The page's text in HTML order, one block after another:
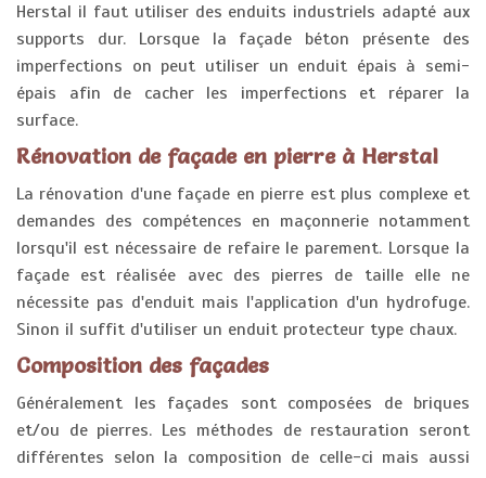
Herstal il faut utiliser des enduits industriels adapté aux
supports dur. Lorsque la façade béton présente des
imperfections on peut utiliser un enduit épais à semi-
épais afin de cacher les imperfections et réparer la
surface.
Rénovation de façade en pierre à Herstal
La rénovation d'une façade en pierre est plus complexe et
demandes des compétences en maçonnerie notamment
lorsqu'il est nécessaire de refaire le parement. Lorsque la
façade est réalisée avec des pierres de taille elle ne
nécessite pas d'enduit mais l'application d'un hydrofuge.
Sinon il suffit d'utiliser un enduit protecteur type chaux.
Composition des façades
Généralement les façades sont composées de briques
et/ou de pierres. Les méthodes de restauration seront
différentes selon la composition de celle-ci mais aussi